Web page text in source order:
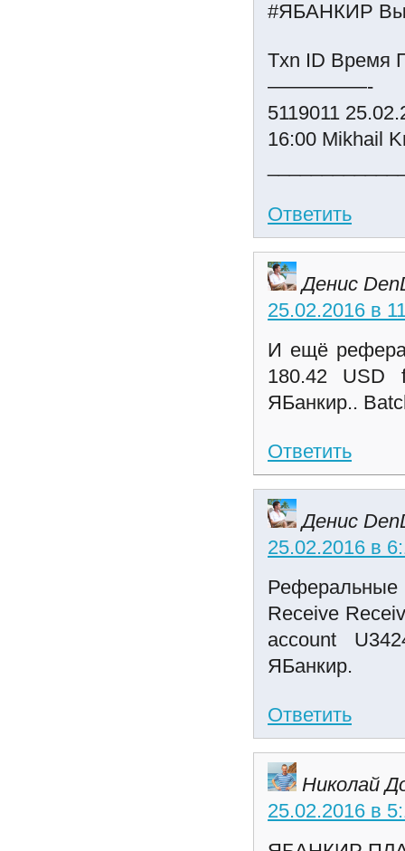
#ЯБАНКИР
Txn ID Время
—————-
5119011
16:00 Mikhail
Ответить
Денис
25.02.2016 в
И ещё
180.42 USD
ЯБанкир..
Ответить
Денис
25.02.2016 в
Receive
account
ЯБанкир.
Ответить
Николай
25.02.2016 в